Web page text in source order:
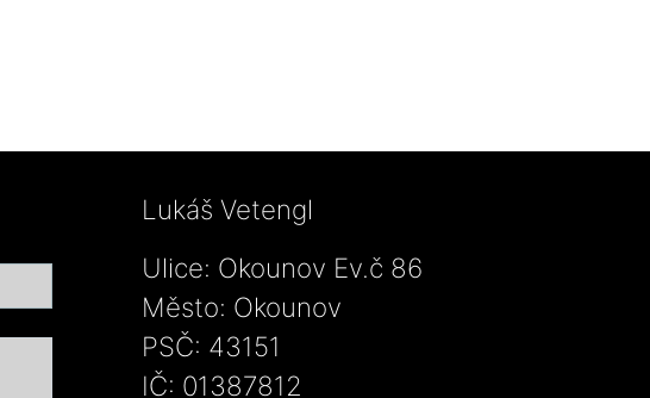
Lukáš Vetengl
Ulice: Okounov Ev.č 86
Město: Okounov
PSČ: 43151
IČ: 01387812